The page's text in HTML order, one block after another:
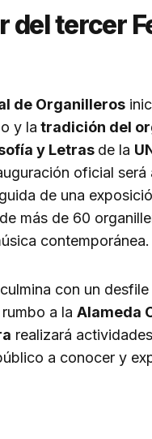
del tercer
de Organilleros
y la tradición del
y Letras de la
oficial será
de una
más de 60
contemporánea.
con un
a la Alameda
realizará
a conocer y